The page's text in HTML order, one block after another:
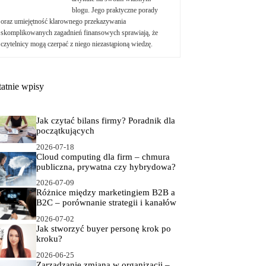
blogu. Jego praktyczne porady
oraz umiejętność klarownego przekazywania
skomplikowanych zagadnień finansowych sprawiają, że
czytelnicy mogą czerpać z niego niezastąpioną wiedzę.
wpisy
Jak czytać bilans firmy? Poradnik dla
początkujących
2026-07-18
Cloud computing dla firm – chmura
publiczna, prywatna czy hybrydowa?
2026-07-09
Różnice między marketingiem B2B a
B2C – porównanie strategii i kanałów
2026-07-02
Jak stworzyć buyer personę krok po
kroku?
2026-06-25